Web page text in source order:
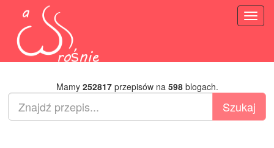
Mamy 252817przepisów na 598blogach.